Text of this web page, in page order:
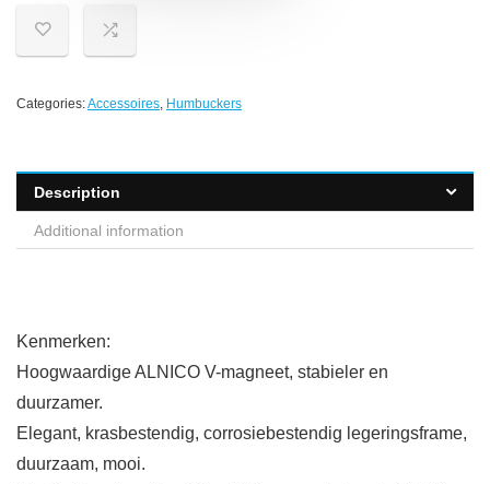
Categories:Accessoires, Humbuckers
Description
Additional information
Kenmerken:
Hoogwaardige ALNICO V-magneet, stabieler en
duurzamer.
Elegant, krasbestendig, corrosiebestendig legeringsframe,
duurzaam, mooi.